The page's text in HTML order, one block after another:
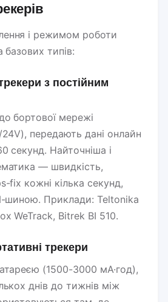
і режимом роботи
базових типів:
з постійним
бортової мережі
передають дані онлайн
секунд. Найточніша і
— швидкість,
fix кожні кілька секунд,
шиною. Приклади: Teltonika
WeTrack, Bitrek BI 510.
трекери
(1500-3000 мА·год),
днів до тижнів між